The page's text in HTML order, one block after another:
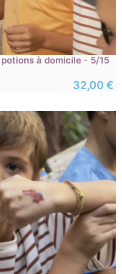
à domicile - 5/15
32,00 €